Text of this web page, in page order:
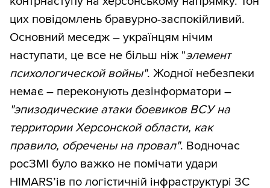
цих повідомлень бравурно-заспокійливий.
Основний меседж – українцям нічим
наступати, це все не більш ніж "элемент
психологической войны". Жодної небезпеки
немає – переконують дезінформатори –
"эпизодические атаки боевиков ВСУ на
территории Херсонской области, как
правило, обречены на провал". Водночас
росЗМІ було важко не помічати удари
HIMARS’ів по логістичній інфраструктурі ЗС